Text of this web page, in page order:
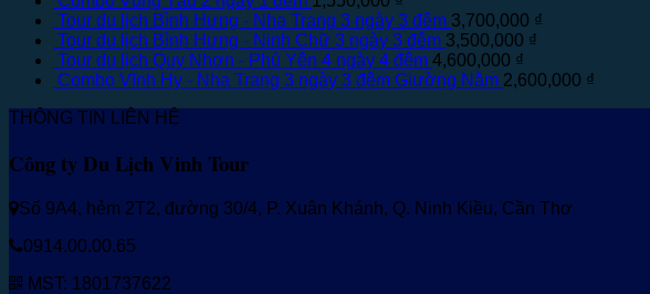
Tour du lịch Bình Hưng - Nha Trang 3 ngày 3 đêm 3,700,000 ₫
Tour du lịch Bình Hưng - Ninh Chữ 3 ngày 3 đêm 3,500,000 ₫
Tour du lịch Quy Nhơn - Phú Yên 4 ngày 4 đêm 4,600,000 ₫
Combo Vĩnh Hy - Nha Trang 3 ngày 3 đêm Giường Nằm 2,600,000 ₫
THÔNG TIN LIÊN HỆ
Công ty Du Lịch Vinh Tour
Số 9A4, hẻm 2T2, đường 30/4, P. Xuân Khánh, Q. Ninh Kiều, Cần Thơ
0914.00.00.65
MST: 1801737622